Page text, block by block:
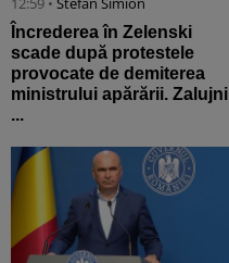
Încrederea în Zelenski
scade după protestele
provocate de demiterea
ministrului apărării. Zalujni
...